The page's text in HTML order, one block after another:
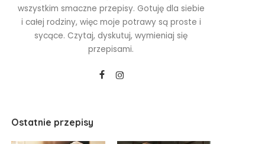
wszystkim smaczne przepisy. Gotuję dla siebie
i całej rodziny, więc moje potrawy są proste i
sycące. Czytaj, dyskutuj, wymieniaj się
przepisami.
Ostatnie przepisy